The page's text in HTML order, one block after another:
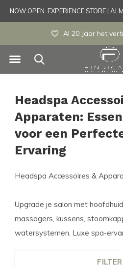
Experience
Headspa
Apparaten:
voor een
Ervaring
Headspa Accessoires &
Upgrade je salon met
massagers, kussens,
watersystemen. Luxe spa-
FILTER